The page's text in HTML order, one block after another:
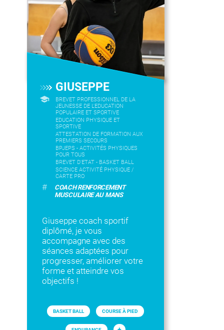
GIUSEPPE
BREVET PROFESSIONNEL DE LA
JEUNESSE DE L'EDUCATION
POPULAIRE ET SPORTIVE
EDUCATION PHYSIQUE ET
SPORTIVE
ATTESTATION DE FORMATION AUX
PREMIERS SECOURS
BPJEPS - ACTIVITÉS PHYSIQUES
POUR TOUS
BREVET D'ETAT - BASKET BALL
SCIENCE ACTIVITÉ PHYSIQUE /
CARTE PRO
#
COACH RENFORCEMENT
MUSCULAIRE AU MANS
Giuseppe coach sportif
diplômé, je vous
accompagne avec des
séances adaptées pour
progresser, améliorer votre
forme et atteindre vos
objectifs !
BASKET BALL COURSE À PIED